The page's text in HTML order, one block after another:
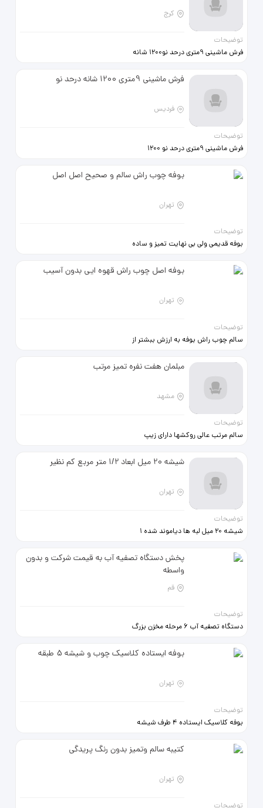
کرج
توضیحات
فرش ماشینی 9متری درحد نو1200 شانه
فرش ماشینی 9متری 1200 شانه درحد نو
فردیس
توضیحات
فرش ماشینی 9متری درحد نو 1200
بوفه چوب راش سالم و صحیح اصل اصل
تهران
توضیحات
بوفه قدیمی ولی بی نهایت تمیز و ساده
بوفه اصل چوب راش قهوه ایی بدون آسیب
تهران
توضیحات
سالم چوب راش بوفه به ارزش ببشتر از
مبلمان هفت نفره تمیز مرتب
مشهد
توضیحات
سالم مرتب عالی روکشها دارای زیپ
شیشه 20 میل ابعاد 1/2 متر مربع کم نظیر
تهران
توضیحات
شیشه 20 میل لبه ها دیاموند شده 1
میزهای لاکچری. کم نظیر.پخش دستگاه تصفیه آب به قیمت شرکت و بدون
واسطه
قم
توضیحات
دستگاه تصفیه آب 6 مرحله مخزن بزرگ
وارداتی ممبران 75 گالن 13 لایه اصلی
وارداتی 1 سال ضمانت انواع دستگاه
بوفه ایستاده کلاسیک چوب و شیشه 5 طبقه
تهران
توضیحات
بوفه کلاسیک ایستاده 4 طرف شیشه
تک در بسیار شکیل و زیبا با ترانس و
جانمایی نور از سقف در حد نو.کتیبه سالم وتمیز بدون رنگ پریدگی
تهران